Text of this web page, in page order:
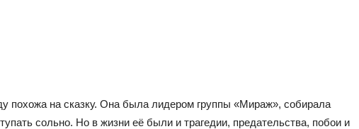
похожа на сказку. Она была лидером группы «Мираж», собирала
сольно. Но в жизни её были и трагедии, предательства, побои и